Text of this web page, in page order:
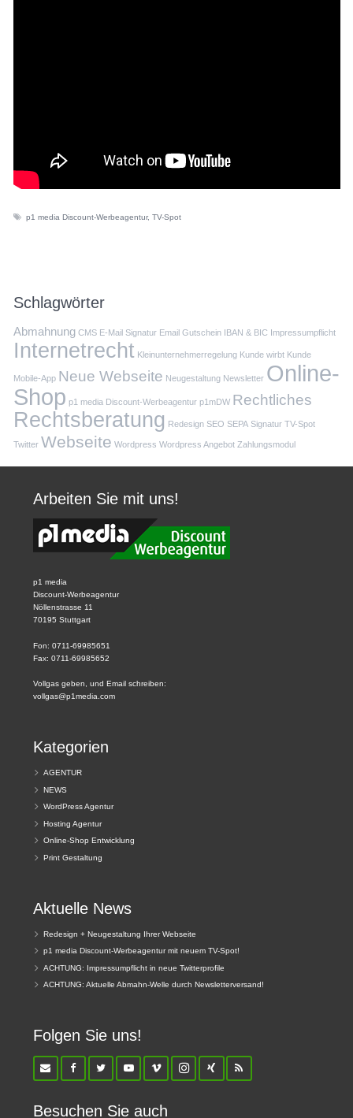
p1 media Discount-Werbeagentur, TV-Spot
Schlagwörter
Abmahnung CMS E-Mail Signatur Email Gutschein IBAN & BIC Impressumpflicht
Internetrecht Kleinunternehmerregelung Kunde wirbt Kunde
Mobile-App Neue Webseite Neugestaltung Newsletter Online-
Shop p1 media Discount-Werbeagentur p1mDW Rechtliches
Rechtsberatung Redesign SEO SEPA Signatur TV-Spot
Twitter Webseite Wordpress Wordpress Angebot Zahlungsmodul
Arbeiten Sie mit uns!
p1 media
Discount-Werbeagentur
Nöllenstrasse 11
70195 Stuttgart
Fon: 0711-69985651
Fax: 0711-69985652
Vollgas geben, und Email schreiben:
vollgas@p1media.com
Kategorien
AGENTUR
NEWS
WordPress Agentur
Hosting Agentur
Online-Shop Entwicklung
Print Gestaltung
Aktuelle News
Redesign + Neugestaltung Ihrer Webseite
p1 media Discount-Werbeagentur mit neuem TV-Spot!
ACHTUNG: Impressumpflicht in neue Twitterprofile
ACHTUNG: Aktuelle Abmahn-Welle durch Newsletterversand!
Folgen Sie uns!
Besuchen Sie auch